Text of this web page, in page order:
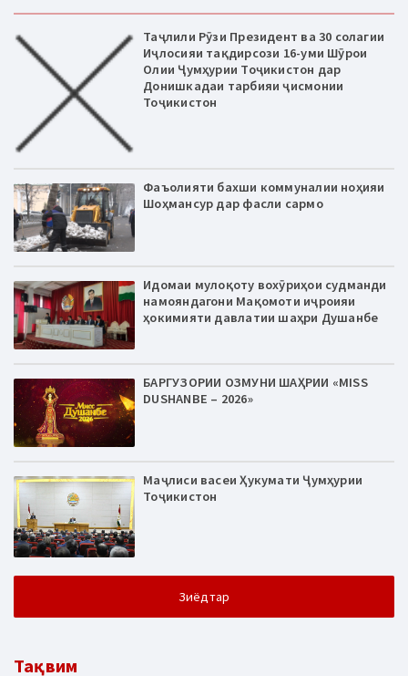
Таҷлили Рӯзи Президент ва 30 солагии
Иҷлосияи тақдирсози 16-уми Шӯрои
Олии Ҷумҳурии Тоҷикистон дар
Донишкадаи тарбияи ҷисмонии
Тоҷикистон
Фаъолияти бахши коммуналии ноҳияи
Шоҳмансур дар фасли сармо
Идомаи мулоқоту вохӯриҳои судманди
намояндагони Мақомоти иҷроияи
ҳокимияти давлатии шаҳри Душанбе
БАРГУЗОРИИ ОЗМУНИ ШАҲРИИ «MISS
DUSHANBE – 2026»
Маҷлиси васеи Ҳукумати Ҷумҳурии
Тоҷикистон
Зиёдтар
Тақвим